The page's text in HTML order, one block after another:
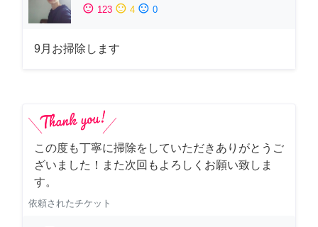
sentiment_satisfied 123 sentiment_neutral 4 sentiment_dissatisfied 0
9月お掃除します
この度も丁寧に掃除をしていただきありがとうご
ざいました！また次回もよろしくお願い致しま
す。
依頼されたチケット